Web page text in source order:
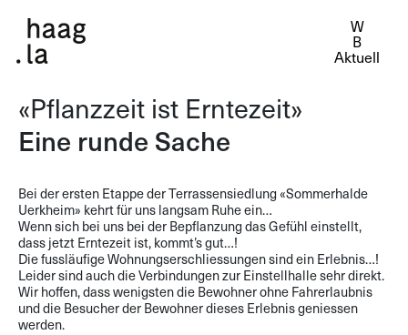
Aktuell
«Pflanzzeit ist Erntezeit»
Eine runde Sache
Bei der ersten Etappe der Terrassensiedlung «Sommerhalde
Uerkheim» kehrt für uns langsam Ruhe ein…
Wenn sich bei uns bei der Bepflanzung das Gefühl einstellt,
dass jetzt Erntezeit ist, kommt’s gut…!
Die fussläufige Wohnungserschliessungen sind ein Erlebnis…!
Leider sind auch die Verbindungen zur Einstellhalle sehr direkt.
Wir hoffen, dass wenigsten die Bewohner ohne Fahrerlaubnis
und die Besucher der Bewohner dieses Erlebnis geniessen
werden.